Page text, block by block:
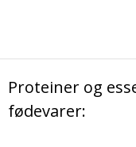
Proteiner og
fødevarer: